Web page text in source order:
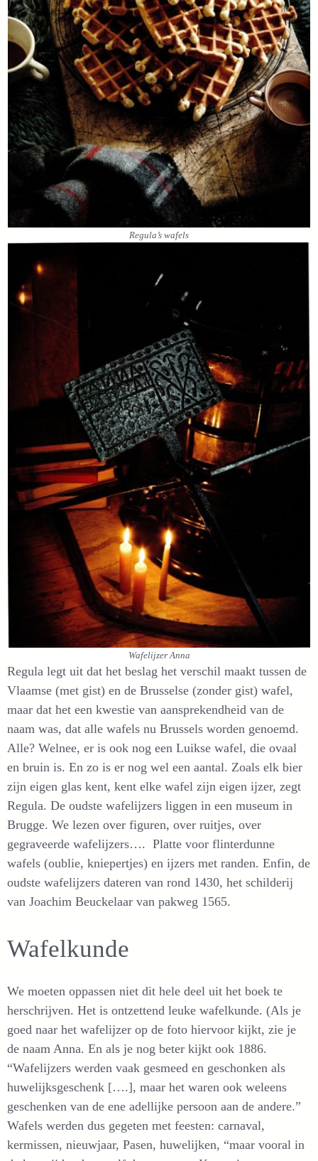
Regula’s wafels
Wafelijzer Anna
Regula legt uit dat het beslag het verschil maakt tussen de
Vlaamse (met gist) en de Brusselse (zonder gist) wafel,
maar dat het een kwestie van aansprekendheid van de
naam was, dat alle wafels nu Brussels worden genoemd.
Alle? Welnee, er is ook nog een Luikse wafel, die ovaal
en bruin is. En zo is er nog wel een aantal. Zoals elk bier
zijn eigen glas kent, kent elke wafel zijn eigen ijzer, zegt
Regula. De oudste wafelijzers liggen in een museum in
Brugge. We lezen over figuren, over ruitjes, over
gegraveerde wafelijzers…. Platte voor flinterdunne
wafels (oublie, kniepertjes) en ijzers met randen. Enfin, de
oudste wafelijzers dateren van rond 1430, het schilderij
van Joachim Beuckelaar van pakweg 1565.
Wafelkunde
We moeten oppassen niet dit hele deel uit het boek te
herschrijven. Het is ontzettend leuke wafelkunde. (Als je
goed naar het wafelijzer op de foto hiervoor kijkt, zie je
de naam Anna. En als je nog beter kijkt ook 1886.
“Wafelijzers werden vaak gesmeed en geschonken als
huwelijksgeschenk [….], maar het waren ook weleens
geschenken van de ene adellijke persoon aan de andere.”
Wafels werden dus gegeten met feesten: carnaval,
kermissen, nieuwjaar, Pasen, huwelijken, “maar vooral in